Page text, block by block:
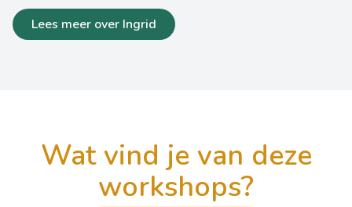
Lees meer over Ingrid
wat vind je van deze
workshops?